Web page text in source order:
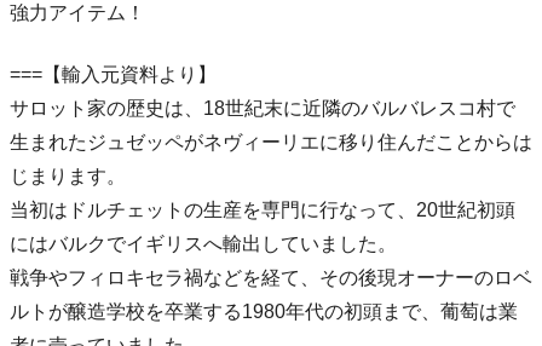
強力アイテム！
===【輸入元資料より】
サロット家の歴史は、18世紀末に近隣のバルバレスコ村で
生まれたジュゼッペがネヴィーリエに移り住んだことからは
じまります。
当初はドルチェットの生産を専門に行なって、20世紀初頭
にはバルクでイギリスへ輸出していました。
戦争やフィロキセラ禍などを経て、その後現オーナーのロベ
ルトが醸造学校を卒業する1980年代の初頭まで、葡萄は業